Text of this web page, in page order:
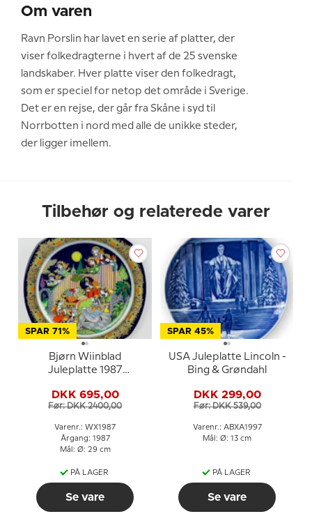
Om varen
Ravn Porslin har lavet en serie af platter, der
viser folkedragterne i hvert af de 25 svenske
landskaber. Hver platte viser den folkedragt,
som er speciel for netop det område i Sverige.
Det er en rejse, der går fra Skåne i syd til
Norrbotten i nord med alle de unikke steder,
der ligger imellem.
Tilbehør og relaterede varer
SPAR 71%
Bjørn Wiinblad
Juleplatte 1987
DKK 695,00
Før: DKK 2400,00
Varenr.: WX1987
Årgang: 1987
Mål: Ø: 29 cm
PÅ LAGER
Se vare
SPAR 45%
USA Juleplatte Lincoln -
Bing & Grøndahl
DKK 299,00
Før: DKK 539,00
Varenr.: ABXA1997
Mål: Ø: 13 cm
PÅ LAGER
Se vare